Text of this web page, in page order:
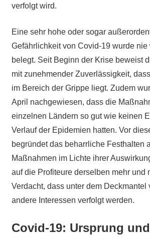
verfolgt wird.
Eine sehr hohe oder sogar
Gefährlichkeit von Covid-19 wurde
belegt. Seit Beginn der Krise beweist
mit zunehmender Zuverlässigkeit,
im Bereich der Grippe liegt. Zudem
April nachgewiesen, dass die
einzelnen Ländern so gut wie keinen
Verlauf der Epidemien hatten. Vor
begründet das beharrliche Festhalten
Maßnahmen im Lichte ihrer
auf die Profiteure derselben mehr und
Verdacht, dass unter dem Deckmantel
andere Interessen verfolgt werden.
Covid-19: Ursprung und